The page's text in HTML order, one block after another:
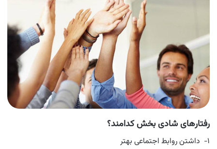
رفتارهای شادی بخش کدامند؟
۱- داشتن روابط اجتماعی بهتر